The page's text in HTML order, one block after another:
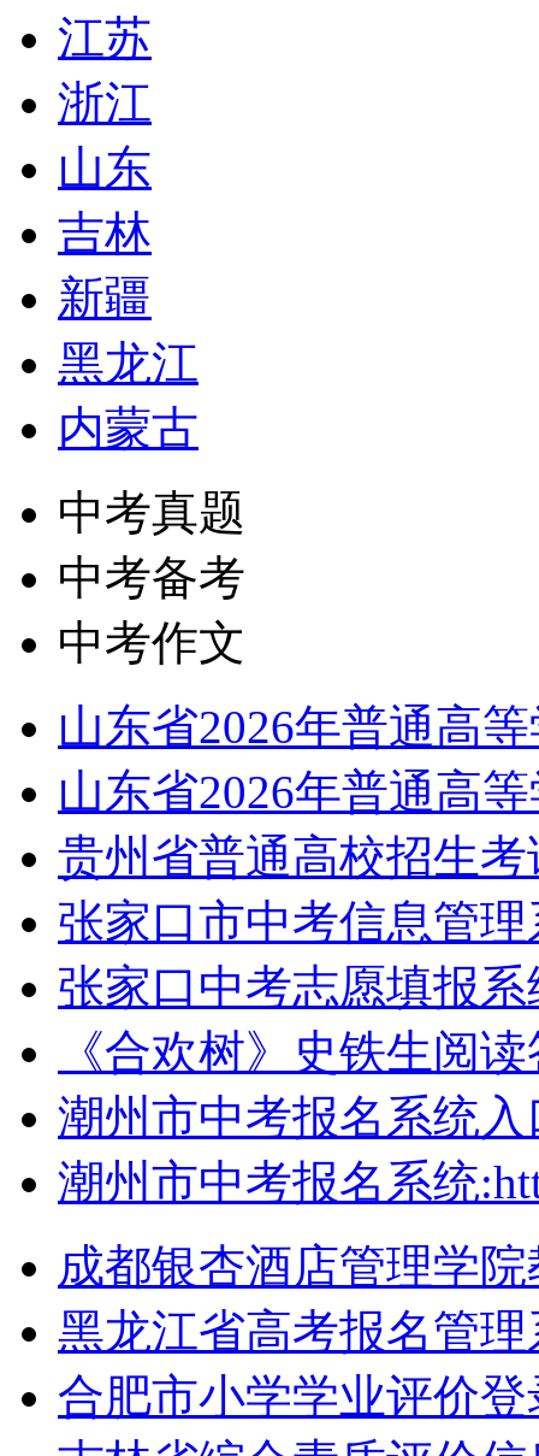
江苏
浙江
山东
吉林
新疆
黑龙江
内蒙古
中考真题
中考备考
中考作文
山东省2026年普通高
山东省2026年普通高
贵州省普通高校招生
张家口市中考信息管
张家口中考志愿填报
《合欢树》史铁生阅
潮州市中考报名系统入
潮州市中考报名系统
成都银杏酒店管理学
黑龙江省高考报名管
合肥市小学学业评价